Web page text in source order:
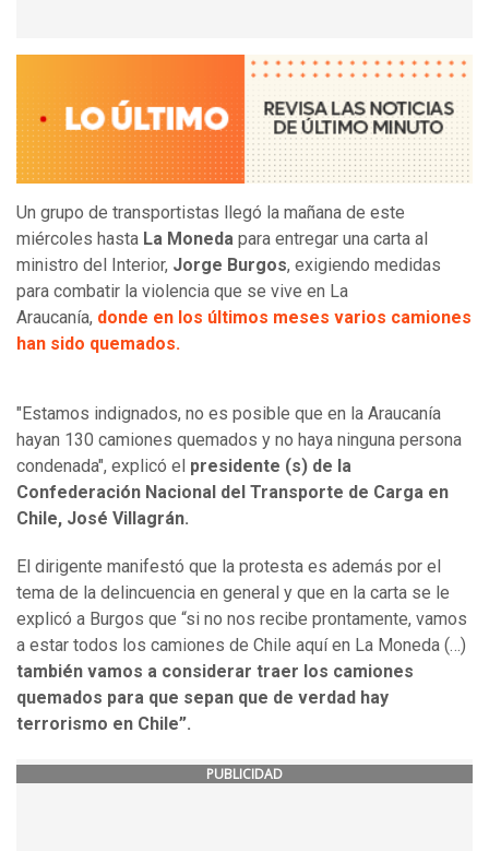
Un grupo de transportistas llegó la mañana de este
miércoles hasta La Moneda para entregar una carta al
ministro del Interior, Jorge Burgos, exigiendo medidas
para combatir la violencia que se vive en La
Araucanía, donde en los últimos meses varios camiones
han sido quemados.
"Estamos indignados, no es posible que en la Araucanía
hayan 130 camiones quemados y no haya ninguna persona
condenada", explicó el presidente (s) de la
Confederación Nacional del Transporte de Carga en
Chile, José Villagrán.
El dirigente manifestó que la protesta es además por el
tema de la delincuencia en general y que en la carta se le
explicó a Burgos que “si no nos recibe prontamente, vamos
a estar todos los camiones de Chile aquí en La Moneda (…)
también vamos a considerar traer los camiones
quemados para que sepan que de verdad hay
terrorismo en Chile”.
PUBLICIDAD